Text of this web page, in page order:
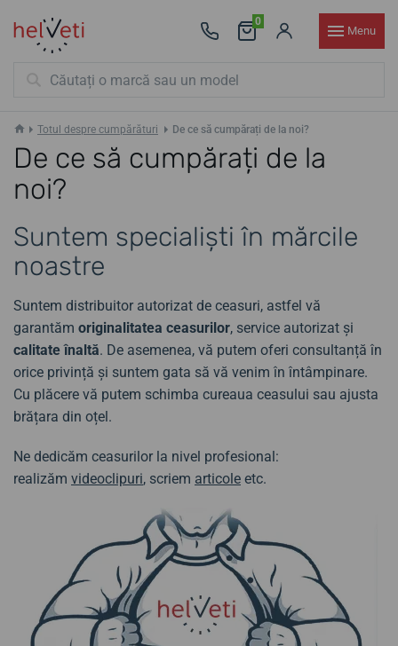
0
Menu
Totul despre cumpărături De ce să cumpărați de la noi?
De ce să cumpărați de la
noi?
Suntem specialiști în mărcile
noastre
Suntem distribuitor autorizat de ceasuri, astfel vă
garantăm originalitatea ceasurilor, service autorizat și
calitate înaltă. De asemenea, vă putem oferi consultanță în
orice privință și suntem gata să vă venim în întâmpinare.
Cu plăcere vă putem schimba cureaua ceasului sau ajusta
brățara din oțel.
Ne dedicăm ceasurilor la nivel profesional:
realizăm videoclipuri, scriem articole etc.